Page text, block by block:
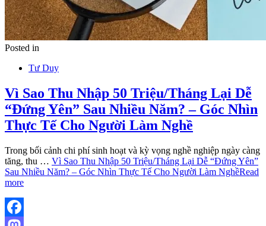
Posted in
Tư Duy
Vì Sao Thu Nhập 50 Triệu/Tháng Lại Dễ
“Đứng Yên” Sau Nhiều Năm? – Góc Nhìn
Thực Tế Cho Người Làm Nghề
Trong bối cảnh chi phí sinh hoạt và kỳ vọng nghề nghiệp ngày càng
tăng, thu … Vì Sao Thu Nhập 50 Triệu/Tháng Lại Dễ “Đứng Yên”
Sau Nhiều Năm? – Góc Nhìn Thực Tế Cho Người Làm NghềRead
more